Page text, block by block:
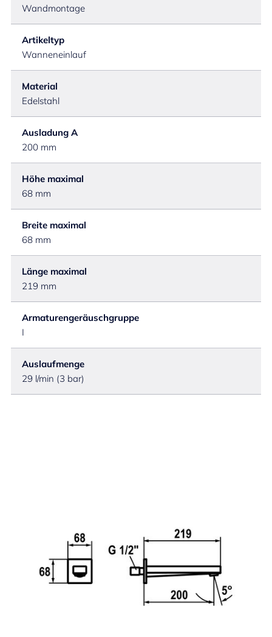
Wandmontage
Artikeltyp
Wanneneinlauf
Material
Edelstahl
Ausladung A
200 mm
Höhe maximal
68 mm
Breite maximal
68 mm
Länge maximal
219 mm
Armaturengeräuschgruppe
I
Auslaufmenge
29 l/min (3 bar)